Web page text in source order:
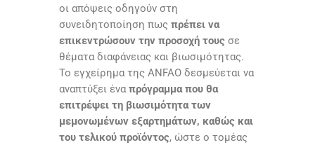
οι απόψεις οδηγούν στη
συνειδητοποίηση πως πρέπει να
επικεντρώσουν την προσοχή τους σε
θέματα διαφάνειας και βιωσιμότητας.
Το εγχείρημα της ANFAO δεσμεύεται να
αναπτύξει έναπρόγραμμα που θα
επιτρέψει τη βιωσιμότητα των
μεμονωμένων εξαρτημάτων, καθώς και
του τελικού προϊόντος, ώστε ο τομέας